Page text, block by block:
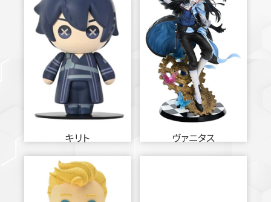
キリト ヴァニタス